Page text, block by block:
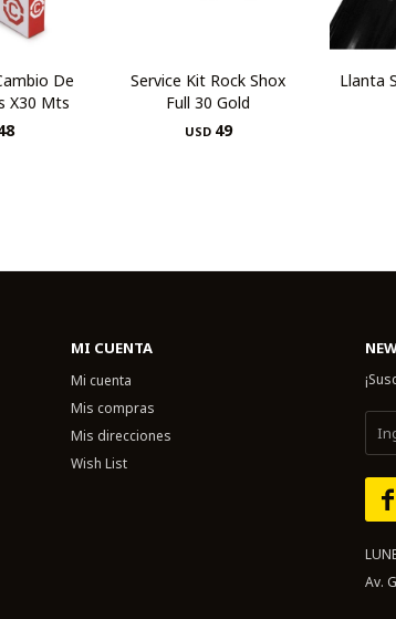
De
X30 Mts
Service Kit Rock Shox
Full 30 Gold
USD 49
Llanta
MI CUENTA
Mi cuenta
Mis compras
Mis direcciones
Wish List

Av.